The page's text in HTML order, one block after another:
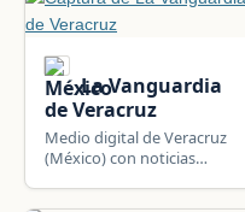
La Vanguardia
de Veracruz
Medio digital de Veracruz
(México) con noticias